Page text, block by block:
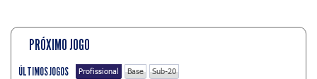
PRÓXIMO JOGO
ÚLTIMOS JOGOS Profissional Base Sub-20